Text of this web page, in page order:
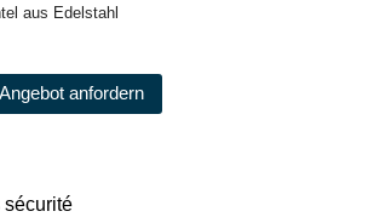
aus Edelstahl
anfordern
sécurité